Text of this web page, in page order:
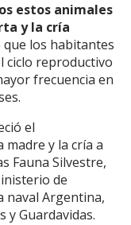
estos animales
y la cría
los habitantes
ciclo reproductivo
frecuencia en
el
madre y la cría a
Fauna Silvestre,
de
naval Argentina,
y Guardavidas.